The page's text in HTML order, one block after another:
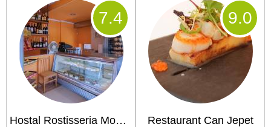
Hostal Rostisseria Montserrat
7.4
Restaurant Can Jepet
9.0